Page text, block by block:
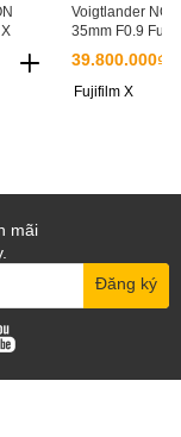
Voigtlander
35mm F0.9
39.800.000₫
Fujifilm X
mãi
Đăng ký